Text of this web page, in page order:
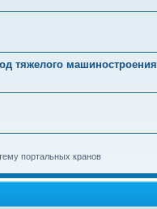
тяжелого машиностроения
портальных кранов